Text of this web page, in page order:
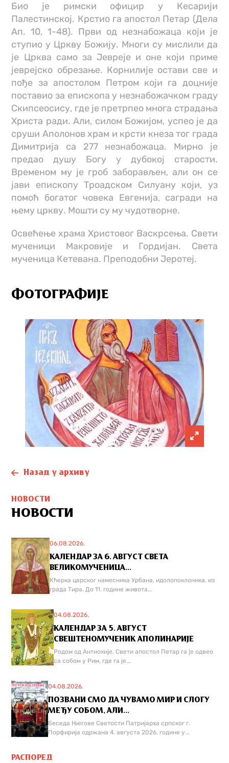
Био је римски официр у Кесарији
Палестинској. Крстио га апостол Петар (Дела
Ап. 10, 1-48). Први од незнабожаца који је
ступио у Цркву Божију. Многи су мислили да
је Црква само за Јевреје и оне који приме
јеврејско обрезање. Корнилије остави све и
пође за апостолом Петром који га доцније
поставио за епископа у незнабожачком граду
Скипсеосису, где је претрпео многа страдања
Христа ради. Али, силом Божијом, успео је да
сруши Аполонов храм и крсти кнеза тог града
Димитрија са 277 незнабожаца. Мирно је
предао душу Богу у дубокој старости.
Временом му је гроб заборављен, али он се
јави епископу Троадском Силуану који, уз
помоћ богатог човека Евгенија, сагради на
њему цркву. Мошти су му чудотворне.
Освећење храма Христовог Васкрсења. Свети
мученици Макровије и Гордијан. Света
мученица Кетевана. Преподобни Јеротеј.
ФОТОГРАФИЈЕ
Назад у архиву
НОВОСТИ
НОВОСТИ
06.08.2026.
КАЛЕНДАР ЗА 6. АВГУСТ СВЕТА
ВЕЛИКОМУЧЕНИЦА...
Кћерка царског намесника Урбана, идолопоклоника, из
града Тира. До 11. године живота...
04.08.2026.
КАЛЕНДАР ЗА 5. АВГУСТ
СВЕШТЕНОМУЧЕНИК АПОЛИНАРИЈЕ
Родом од Антиохије. Свети апостол Петар га је одвео
са собом у Рим, где га је...
04.08.2026.
ПОЗВАНИ СМО ДА ЧУВАМО МИР И СЛОГУ
МЕЂУ СОБОМ, АЛИ...
Беседа Његове Светости Патријарха српског г.
Порфирија одржана 4. августа 2026. године у...
РАСПОРЕД